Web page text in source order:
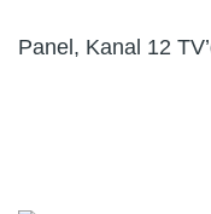
Panel, Kanal 12